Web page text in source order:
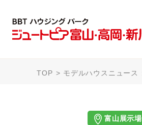
TOP モデルハウスニュース
富山展示場